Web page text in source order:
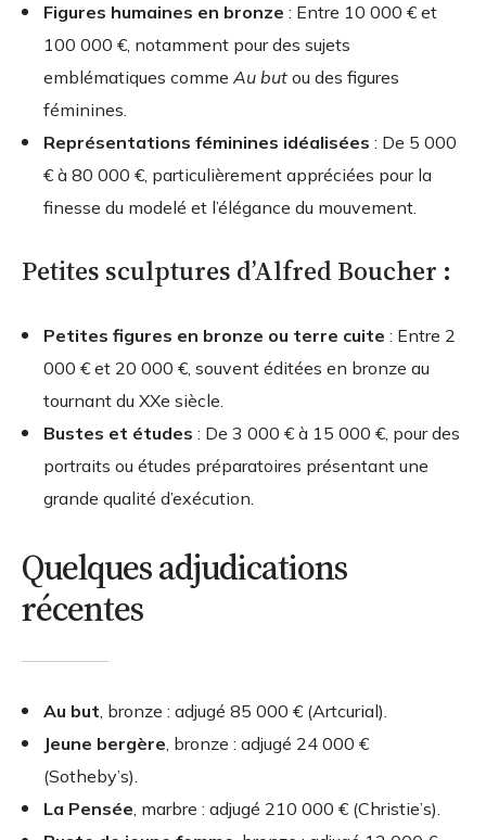
Figures humaines en bronze : Entre 10 000 € et
100 000 €, notamment pour des sujets
emblématiques comme Au but ou des figures
féminines.
Représentations féminines idéalisées : De 5 000
€ à 80 000 €, particulièrement appréciées pour la
finesse du modelé et l’élégance du mouvement.
Petites sculptures d’Alfred Boucher :
Petites figures en bronze ou terre cuite : Entre 2
000 € et 20 000 €, souvent éditées en bronze au
tournant du XXe siècle.
Bustes et études : De 3 000 € à 15 000 €, pour des
portraits ou études préparatoires présentant une
grande qualité d’exécution.
Quelques adjudications
récentes
Au but, bronze : adjugé 85 000 € (Artcurial).
Jeune bergère, bronze : adjugé 24 000 €
(Sotheby’s).
La Pensée, marbre : adjugé 210 000 € (Christie’s).